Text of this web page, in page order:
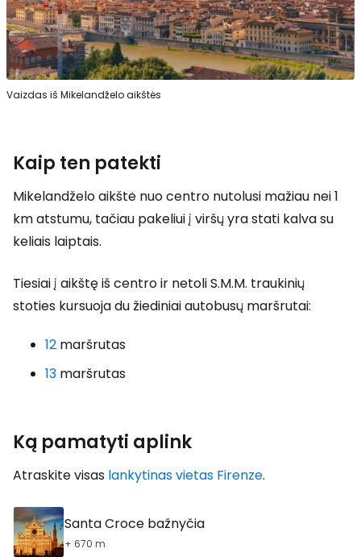
Vaizdas iš Mikelandželo aikštės
Kaip ten patekti
Mikelandželo aikštė nuo centro nutolusi mažiau nei 1
km atstumu, tačiau pakeliui į viršų yra stati kalva su
keliais laiptais.
Tiesiai į aikštę iš centro ir netoli S.M.M. traukinių
stoties kursuoja du žiediniai autobusų maršrutai:
12 maršrutas
13 maršrutas
Ką pamatyti aplink
Atraskite visas lankytinas vietas Firenze.
Santa Croce bažnyčia
+ 670 m